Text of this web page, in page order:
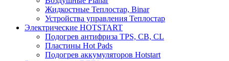
Жидкостные Теплостар, Binar
Устройства управления Теплостар
Электрические HOTSTART
Подогрев антифриза TPS, CB, CL
Пластины Hot Pads
Подогрев аккумуляторов Hotstart